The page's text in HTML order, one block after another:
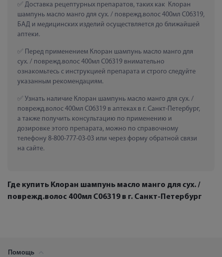
Доставка рецептурных препаратов, таких как  Клоран
шампунь масло манго для сух. / поврежд.волос 400мл C06319,
БАД и медицинских изделий осуществляется до ближайшей
аптеки.
Перед применением Клоран шампунь масло манго для
сух. / поврежд.волос 400мл C06319 внимательно
ознакомьтесь с инструкцией препарата и строго следуйте
указанным рекомендациям.
Узнать наличие Клоран шампунь масло манго для сух. /
поврежд.волос 400мл C06319 в аптеках в г. Санкт-Петербург,
а также получить консультацию по применению и
дозировке этого препарата, можно по справочному
телефону 8-800-777-03-03 или через форму обратной связи
на сайте.
Где купить Клоран шампунь масло манго для сух. /
поврежд.волос 400мл C06319 в г. Санкт-Петербург
Помощь